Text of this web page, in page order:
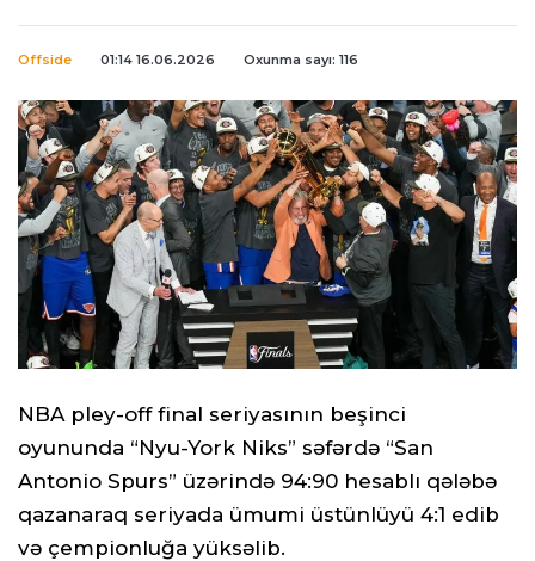
Offside 01:14 16.06.2026 Oxunma sayı: 116
NBA pley-off final seriyasının beşinci
oyununda “Nyu-York Niks” səfərdə “San
Antonio Spurs” üzərində 94:90 hesablı qələbə
qazanaraq seriyada ümumi üstünlüyü 4:1 edib
və çempionluğa yüksəlib.